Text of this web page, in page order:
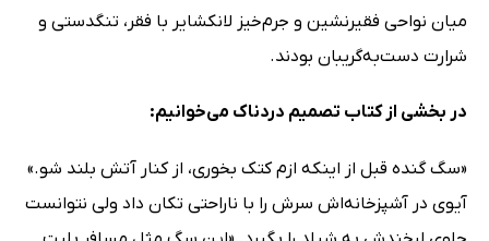
میان نواحی فقیرنشین و جرم‌خیز لانکشایر با فقر، تنگدستی و
شرارت دست‌به‌گریبان بودند.
در بخشی از کتاب تصمیم دردناک می‌خوانیم:
«سگ گنده قبل از اینکه ازم کتک بخوری، از کنار آتش بلند شو.»
آیوی در آشپزخانه‌اش سرش را با ناراحتی تکان داد ولی نتوانست